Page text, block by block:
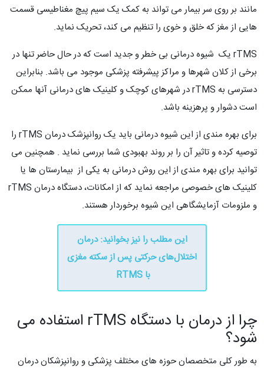
مانند بر روی سر بیمار می تواند به کمک یک سیم پیچ مغناطیسی قسمت
هایی از مغز که خلق و خوی را تنظیم می کند، تحریک نماید.
rTMS یک شیوه درمانی بی خطر و جدید است که در حال حاضر تنها در
برخی از کلان شهرها و مراکز پیشرفته پزشکی موجود می باشد. بنابراین
دسترسی به rTMS در شهرهای کوچک و کلینیک های درمانی آنها ممکن
است دشوار و پرهزینه باشد.
برای بهره مندی از این شیوه درمانی باید یک روانپزشک درمان rTMS را
توصیه کرده و تاثیر آن را بر روند بهبودی شما بررسی نماید . همچنین می
توانید برای بهره مندی از این روش درمانی به یکی از بیمارستان ها یا
کلینیک های خصوصی مراجعه نماید که از امکانات، دستگاه درمان rTMS
و ملزومات آزمایشگاهی این شیوه برخوردار هستند.
این مطلب را نیز بخوانید: درمان
اختلال‌های حرکتی پس از سکته مغزی
با RTMS
چرا از درمان با دستگاه rTMS استفاده می
شود؟
به طور کلی متخصصان حوزه های مختلف پزشکی و روانپزشکان درمان